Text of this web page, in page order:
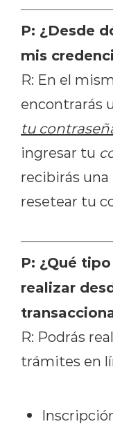
P: ¿Desde
mis
R: En el
encontrarás
tu
ingresar tu
recibirás
resetear tu
P: ¿Qué
realizar
R: Podrás
trámites en